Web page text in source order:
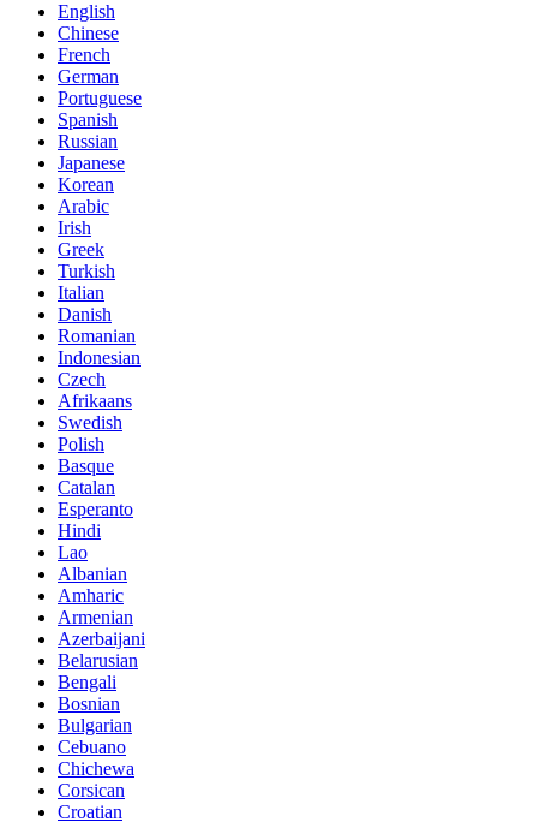
English
Chinese
French
German
Portuguese
Spanish
Russian
Japanese
Korean
Arabic
Irish
Greek
Turkish
Italian
Danish
Romanian
Indonesian
Czech
Afrikaans
Swedish
Polish
Basque
Catalan
Esperanto
Hindi
Lao
Albanian
Amharic
Armenian
Azerbaijani
Belarusian
Bengali
Bosnian
Bulgarian
Cebuano
Chichewa
Corsican
Croatian